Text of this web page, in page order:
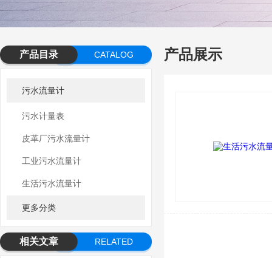
产品目录 CATALOG
污水流量计
污水计量表
皮革厂污水流量计
工业污水流量计
生活污水流量计
更多分类
相关文章
RELATED
产品展示